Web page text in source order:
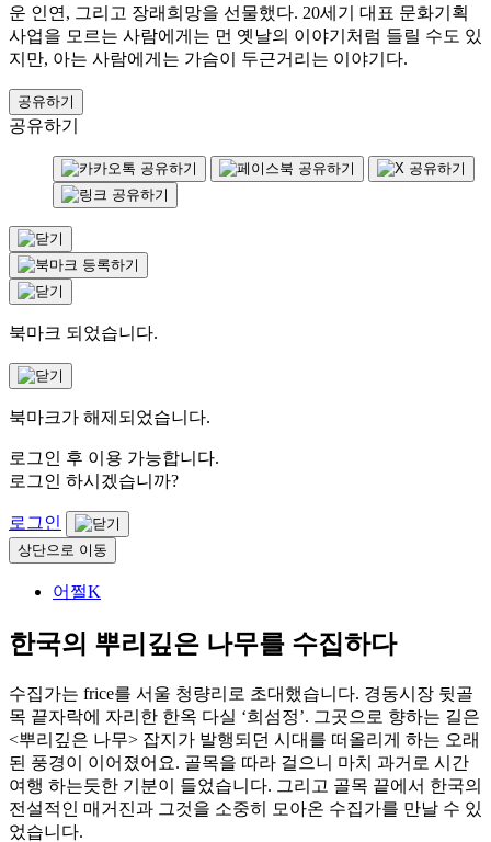
운 인연, 그리고 장래희망을 선물했다. 20세기 대표 문화기획
사업을 모르는 사람에게는 먼 옛날의 이야기처럼 들릴 수도 있
지만, 아는 사람에게는 가슴이 두근거리는 이야기다.
공유하기
공유하기
북마크 되었습니다.
북마크가 해제되었습니다.
로그인 후 이용 가능합니다.
로그인 하시겠습니까?
로그인
상단으로 이동
어쩔K
한국의 뿌리깊은 나무를 수집하다
수집가는 frice를 서울 청량리로 초대했습니다. 경동시장 뒷골
목 끝자락에 자리한 한옥 다실 ‘희섬정’. 그곳으로 향하는 길은
<뿌리깊은 나무> 잡지가 발행되던 시대를 떠올리게 하는 오래
된 풍경이 이어졌어요. 골목을 따라 걸으니 마치 과거로 시간
여행 하는듯한 기분이 들었습니다. 그리고 골목 끝에서 한국의
전설적인 매거진과 그것을 소중히 모아온 수집가를 만날 수 있
었습니다.